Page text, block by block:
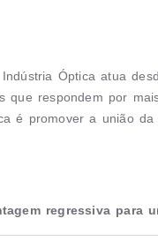
Óptica atua
que respondem por
é promover a união
regressiva para